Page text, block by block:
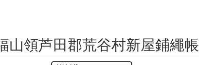
山領芦田郡荒谷村新屋鋪繩帳